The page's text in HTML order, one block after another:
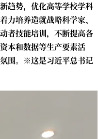
趋势，优化高等学校学科
培养造就战略科学家、
者技能培训，不断提高各
本和数据等生产要素活
围。※这是习近平总书记